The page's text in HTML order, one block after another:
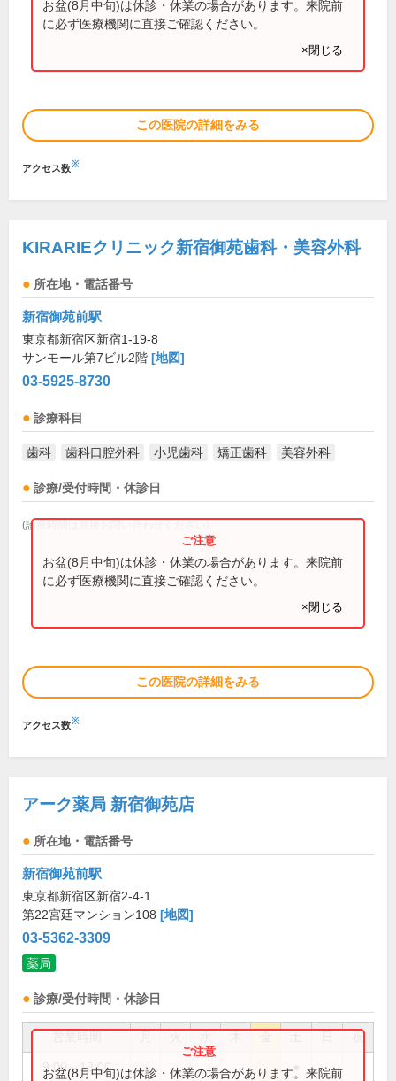
お盆(8月中旬)は休診・休業の場合があります。来院前
に必ず医療機関に直接ご確認ください。
×閉じる
この医院の詳細をみる
アクセス数※
KIRARIEクリニック新宿御苑歯科・美容外科
所在地・電話番号
新宿御苑前駅
東京都新宿区新宿1-19-8
サンモール第7ビル2階 [地図]
03-5925-8730
診療科目
歯科 歯科口腔外科 小児歯科 矯正歯科 美容外科
診療/受付時間・休診日
(診療時間は直接お問い合わせください)
お盆(8月中旬)は休診・休業の場合があります。来院前
に必ず医療機関に直接ご確認ください。
×閉じる
この医院の詳細をみる
アクセス数※
アーク薬局 新宿御苑店
所在地・電話番号
新宿御苑前駅
東京都新宿区新宿2-4-1
第22宮廷マンション108 [地図]
03-5362-3309
薬局
診療/受付時間・休診日
祝
9:00～13:00
お盆(8月中旬)は休診・休業の場合があります。来院前